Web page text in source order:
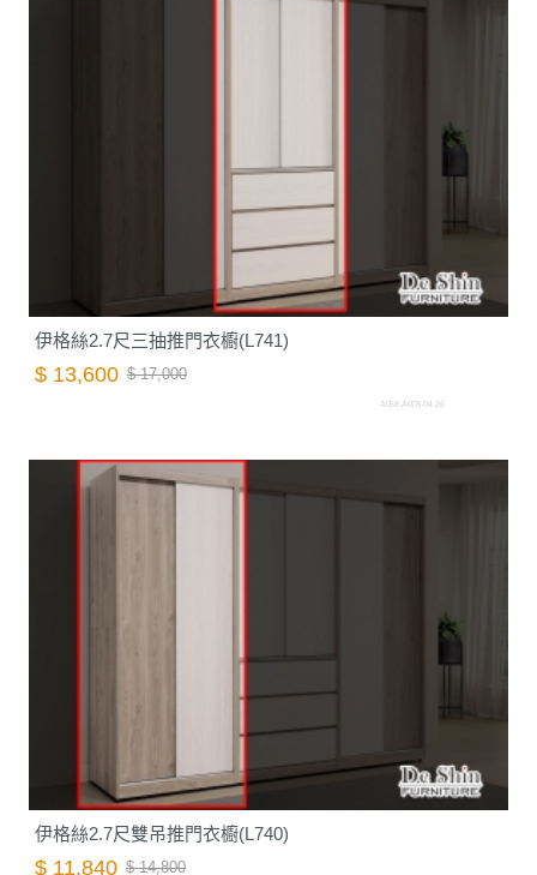
伊格絲2.7尺三抽推門衣櫥(L741)
$ 13,600 $ 17,000
A058.A078-04.26
伊格絲2.7尺雙吊推門衣櫥(L740)
$ 11,840 $ 14,800